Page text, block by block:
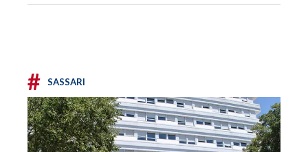
# SASSARI